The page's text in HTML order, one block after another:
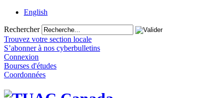
English
Rechercher
Trouvez votre section locale
S’abonner à nos cyberbulletins
Connexion
Bourses d'études
Coordonnées